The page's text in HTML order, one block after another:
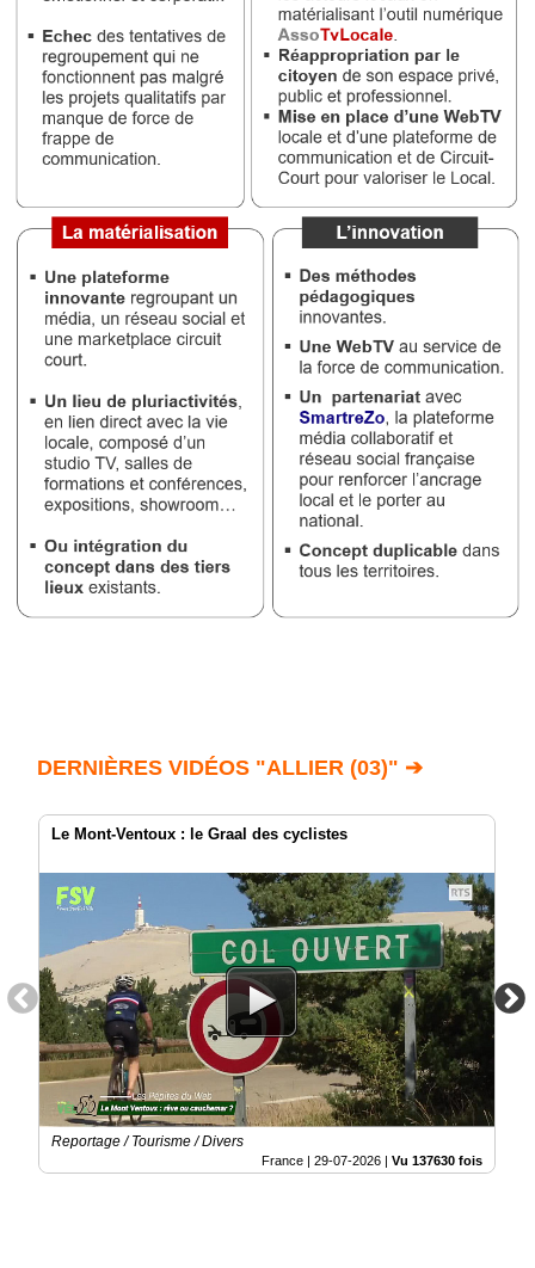
DERNIÈRES VIDÉOS "ALLIER (03)" ➔
Le Mont-Ventoux : le Graal des cyclistes
Reportage / Tourisme / Divers
France | 29-07-2026 | Vu 137630 fois